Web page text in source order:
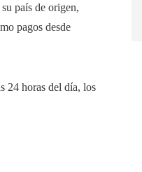
país de origen,
pagos desde
24 horas del día, los